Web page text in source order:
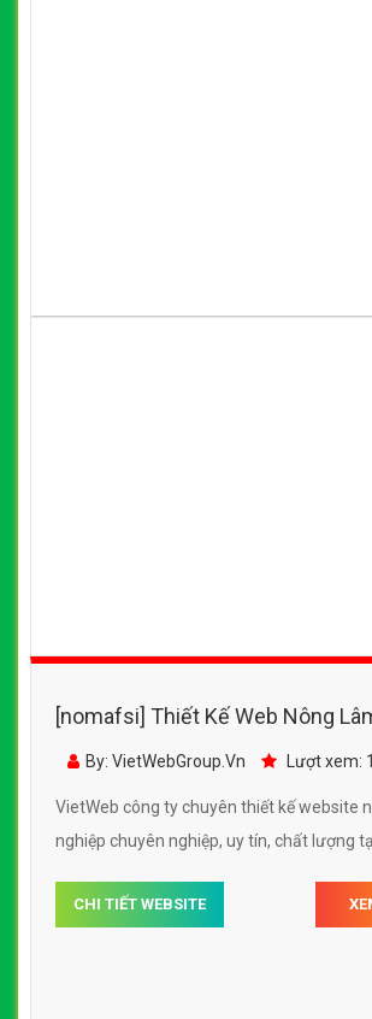
[nomafsi] Thiết Kế Web Nông
Bình Dương đẹp SEO nhanh hiệu
By: VietWebGroup.Vn Lượt xem:
VietWeb công ty chuyên thiết kế website
nghiệp chuyên nghiệp, uy tín, chất lượng
CHI TIẾT WEBSITE